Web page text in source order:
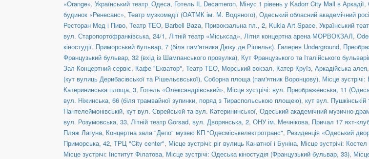
«Orange», Український театр_Одеса, Готель IL Decameron, Мінус 1 рівень у Kadorr City Mall в Аркадії,
будинок «Ренесанс», Театр музкомедії (ОАТМК ім. М. Водяного), Одеський обласний академічний
Ресторан Мед і Пиво, Театр ТЕО, Barbell Baza, Привокзальна пл., 2, Kukla Art Space, Український
вул. Старопортофранківська, 24/1, Літній театр «Міськсад», Літня концертна арена МОРВОКЗАЛ,
кіностудії, Приморський бульвар, 7 (біля пам'ятника Дюку де Рішельє), Галерея Underground,
Французький бульвар, 32 (вхід із Шампанського провулка), Кут Французького та Італійського
Зал Концертний сервіс, Кафе "Екватор", Театр ТЕО, Морський вокзал, Катер Круїз, Аркадійська
(кут вулиць Дерибасівської та Рішельєвської), Соборна площа (пам'ятник Воронцову), Місце
Катерининська площа, 3, Готель «Олександрівський», Місце зустрічі: вул. Преображенська, 11
вул. Ніжинська, 66 (біля трамвайної зупинки, поряд з Тираспольською площею), кут вул.
Пантелеймонівській, кут вул. Єврейській та вул. Катерининської, Одеський академічний музично-
вул. Розумовська, 33, Літній театр Gorsad, вул. Дворянська, 2, ОНУ ім. Мечнікова, Причал 17 яхт-
Пляж Лагуна, Концертна зала "Депо" музею КП "Одесміськелектротранс", Резиденція «Одеський
Приморська, 42, ТРЦ "City center", Місце зустрічі: ріг вулиць Канатної і Буніна, Місце зустрічі:
Місце зустрічі: Інститут Філатова, Місце зустрічі: Одеська кіностудія (Французький бульвар, 33),